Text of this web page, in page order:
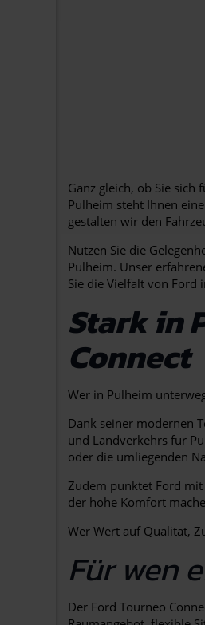
Ganz gleich, ob Sie
Pulheim steht Ihnen
gestalten wir den
Nutzen Sie die
Pulheim. Unser
Sie die Vielfalt von Ford
Stark in
Connect
Wer in Pulheim
Dank seiner modernen
und Landverkehrs für
oder die umliegenden
Zudem punktet Ford
der hohe Komfort
Wer Wert auf Qualität,
Für wen
Der Ford Tourneo